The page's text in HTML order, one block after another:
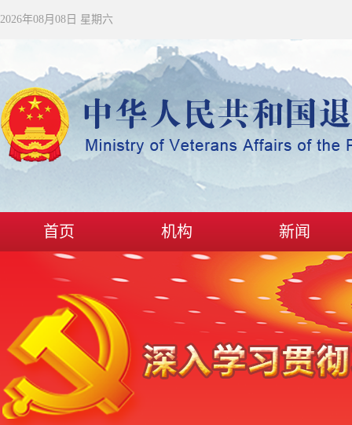
2026年08月08日 星期六
首页 机构 新闻